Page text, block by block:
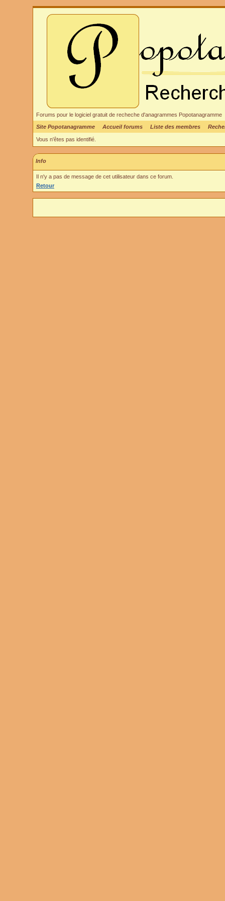
Forums pour le logiciel gratuit de recheche d'anagrammes Popotanagramme
Site Popotanagramme
Accueil forums Liste des membres
Vous n'êtes pas identifié.
Info
Il n'y a pas de message de cet utilisateur dans ce forum.
Retour